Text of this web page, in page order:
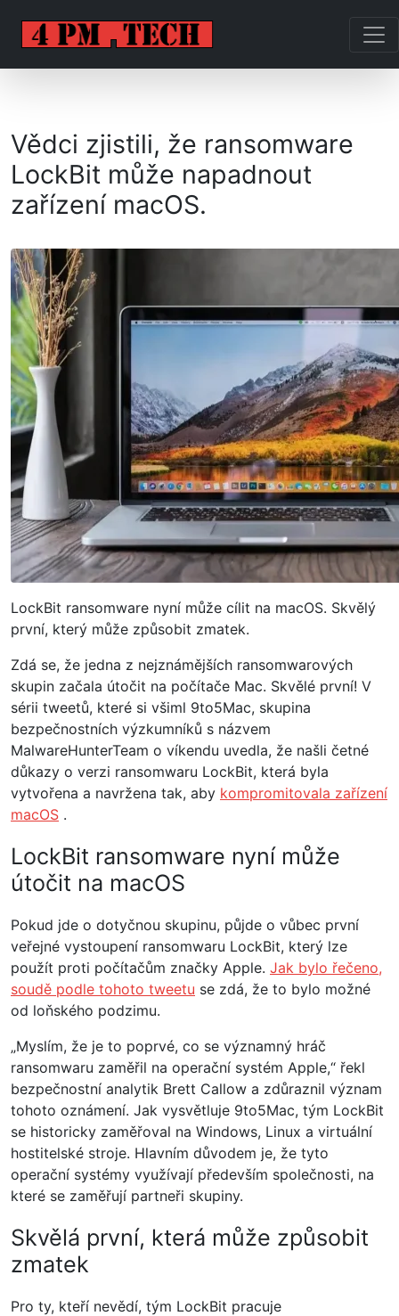
Vědci zjistili, že ransomware
LockBit může napadnout
zařízení macOS.
LockBit ransomware nyní může cílit na macOS. Skvělý
první, který může způsobit zmatek.
Zdá se, že jedna z nejznámějších ransomwarových
skupin začala útočit na počítače Mac. Skvělé první! V
sérii tweetů, které si všiml 9to5Mac, skupina
bezpečnostních výzkumníků s názvem
MalwareHunterTeam o víkendu uvedla, že našli četné
důkazy o verzi ransomwaru LockBit, která byla
vytvořena a navržena tak, aby kompromitovala zařízení
macOS .
LockBit ransomware nyní může
útočit na macOS
Pokud jde o dotyčnou skupinu, půjde o vůbec první
veřejné vystoupení ransomwaru LockBit, který lze
použít proti počítačům značky Apple. Jak bylo řečeno,
soudě podle tohoto tweetu se zdá, že to bylo možné
od loňského podzimu.
„Myslím, že je to poprvé, co se významný hráč
ransomwaru zaměřil na operační systém Apple,“ řekl
bezpečnostní analytik Brett Callow a zdůraznil význam
tohoto oznámení. Jak vysvětluje 9to5Mac, tým LockBit
se historicky zaměřoval na Windows, Linux a virtuální
hostitelské stroje. Hlavním důvodem je, že tyto
operační systémy využívají především společnosti, na
které se zaměřují partneři skupiny.
Skvělá první, která může způsobit
zmatek
Pro ty, kteří nevědí, tým LockBit pracuje